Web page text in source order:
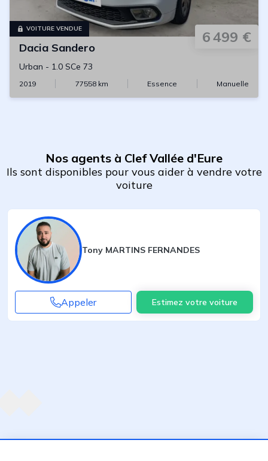
VOITURE VENDUE 6 499 €
Dacia Sandero
Urban - 1.0 SCe 73
2019 77558km Essence Manuelle
Nos agents à Clef Vallée d'Eure
Ils sont disponibles pour vous aider à vendre votre
voiture
Tony MARTINS FERNANDES
Appeler Estimez votre voiture